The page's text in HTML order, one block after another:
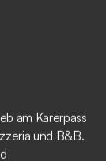
am Karerpass
und B&B.